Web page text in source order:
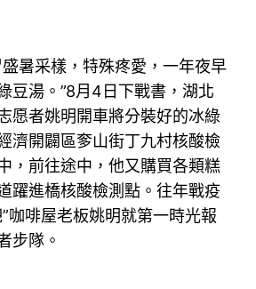
暑采樣，特殊疼愛，一年夜早
豆湯。”8月4日下戰書，湖北
愿者姚明開車將分裝好的冰綠
濟開闢區奓山街丁九村核酸檢
，前往途中，他又購買各類糕
躍進橋核酸檢測點。往年戰疫
咖啡屋老板姚明就第一時光報
步隊。